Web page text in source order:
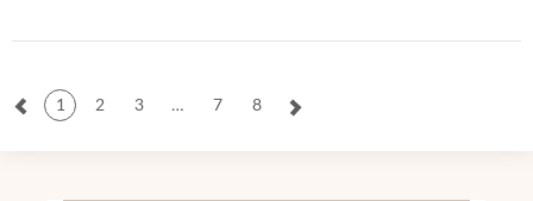
1 2 3 … 7 8